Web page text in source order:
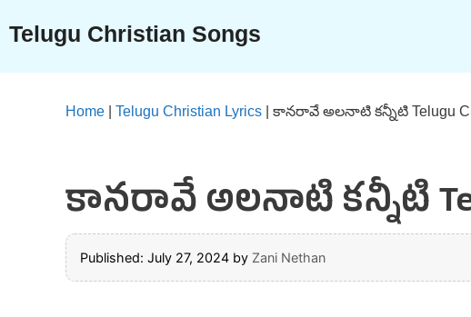
content
Telugu Christian Songs
Home Telugu Christian Lyrics కానరావే అలనాటి కన్నీటి Telugu
కానరావే అలనాటి కన్నీటి
Published: July 27, 2024 by Zani Nethan